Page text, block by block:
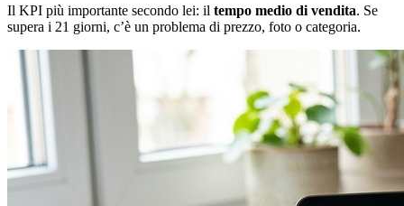
Il KPI più importante secondo lei: il tempo medio di vendita. Se
supera i 21 giorni, c’è un problema di prezzo, foto o categoria.